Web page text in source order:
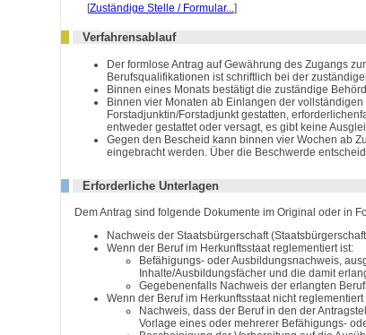
[Zuständige Stelle / Formular... ]
Verfahrensablauf
Der formlose Antrag auf Gewährung des Zugangs
Berufsqualifikationen ist schriftlich bei der
Binnen eines Monats bestätigt die zuständige
Binnen vier Monaten ab Einlangen der
Forstadjunktin/Forstadjunkt gestatten,
entweder gestattet oder versagt, es gibt keine
Gegen den Bescheid kann binnen vier Wochen ab
eingebracht werden. Über die Beschwerde
Erforderliche Unterlagen
Dem Antrag sind folgende Dokumente im Original oder in
Nachweis der Staatsbürgerschaft
Wenn der Beruf im Herkunftsstaat reglementiert ist:
Befähigungs- oder Ausbildungsnachweis,
Inhalte/Ausbildungsfächer und die damit
Gegebenenfalls Nachweis der erlangten
Wenn der Beruf im Herkunftsstaat nicht reglementiert
Nachweis, dass der Beruf in den der
Vorlage eines oder mehrerer Befähigungs-